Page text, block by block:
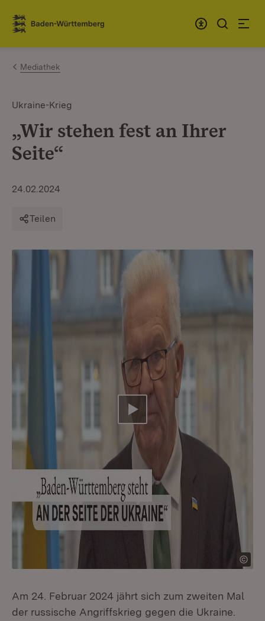
Zum Inhalt springen
Link zur Startseite
Mediathek
Ukraine-Krieg
„Wir stehen fest an Ihrer
Seite“
24.02.2024
Teilen
Video abspielen
Am 24. Februar 2024 jährt sich zum zweiten Mal
der russische Angriffskrieg gegen die Ukraine.